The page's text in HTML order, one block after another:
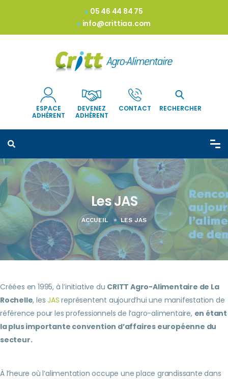
05 46 44 84 75
info@crittiaa.com
ESPACE
ADHÉRENT
DEVENEZ
ADHÉRENT
CONTACT RECHERCHER
Les JAS
ACCUEIL LES JAS
Créées en 1995, à l’initiative du CRITT Agro-Alimentaire de La
Rochelle, lesJAS représentent aujourd’hui une manifestation de
référence pour les professionnels de l’agro-alimentaire, en étant
la plus importante convention d’affaires européenne du
secteur.
À l’heure où l’alimentation occupe une place grandissante dans